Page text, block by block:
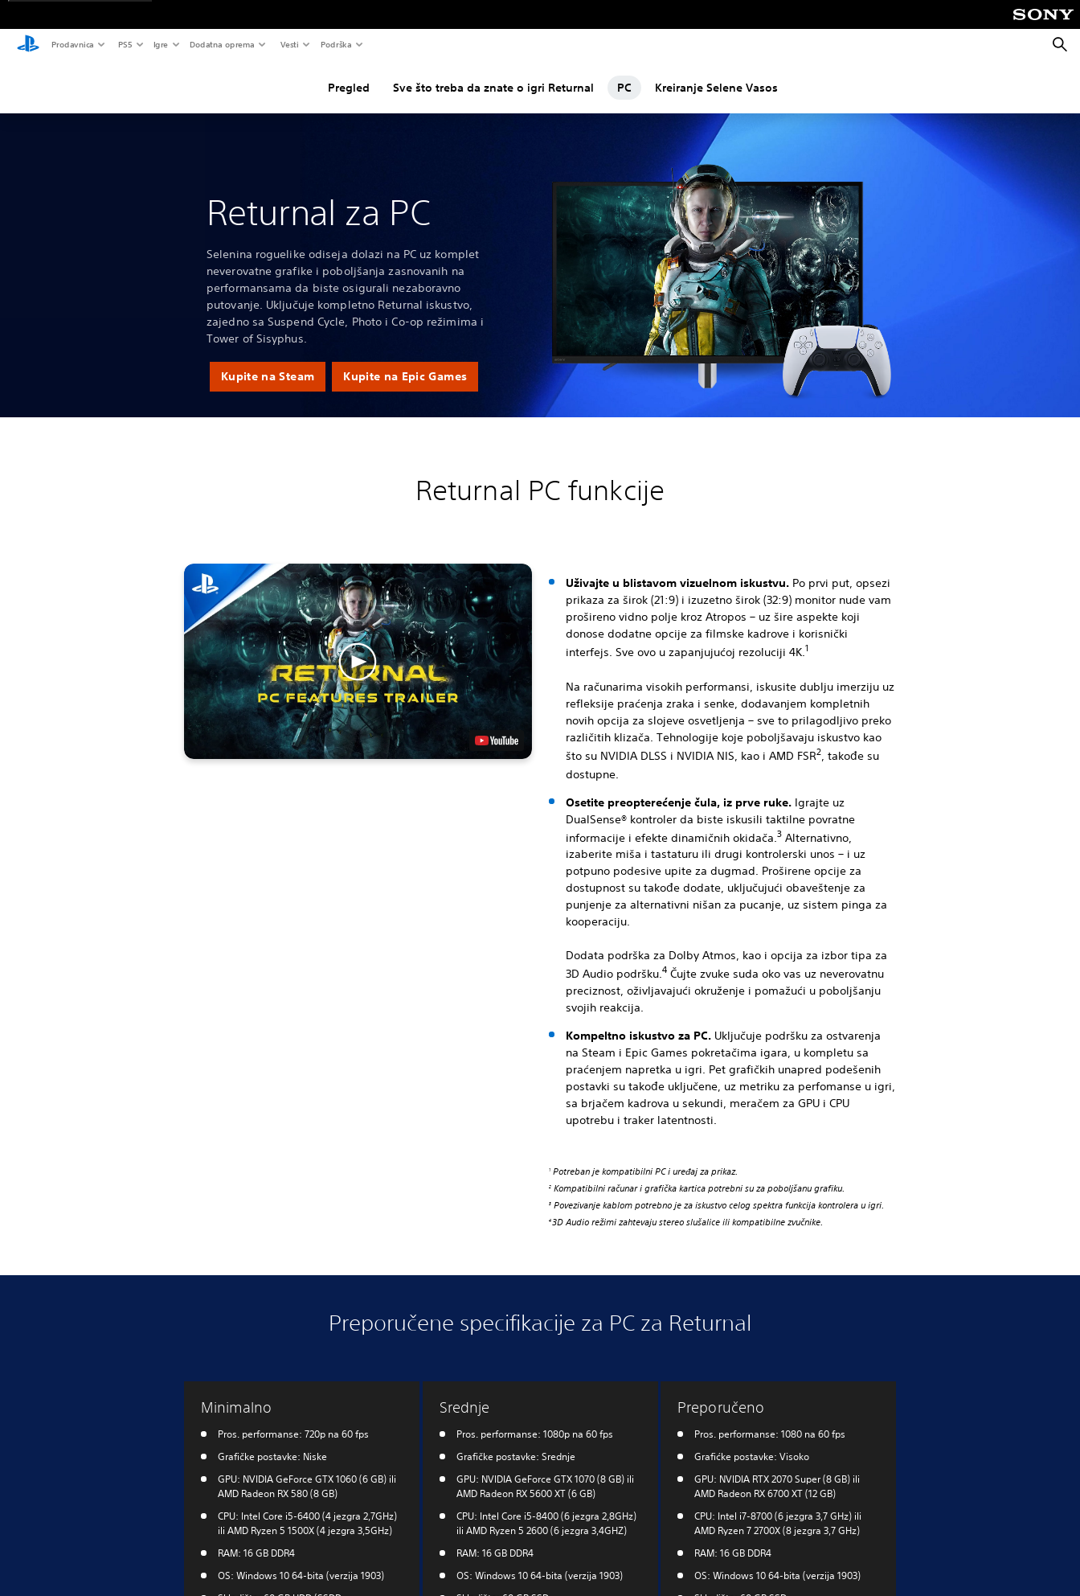
Prodavnica PS5 Igre Dodatna oprema Vesti Podrška
Pregled Sve što treba da znate o igri Returnal PC Kreiranje Selene Vasos
Returnal za PC
Selenina roguelike odiseja dolazi na PC uz komplet
neverovatne grafike i poboljšanja zasnovanih na
performansama da biste osigurali nezaboravno
putovanje. Uključuje kompletno Returnal iskustvo,
zajedno sa Suspend Cycle, Photo i Co-op režimima i
Tower of Sisyphus.
Kupite na Steam Kupite na Epic Games
Returnal PC funkcije
Uživajte u blistavom vizuelnom iskustvu.Po prvi put, opsezi
prikaza za širok (21:9) i izuzetno širok (32:9) monitor nude vam
prošireno vidno polje kroz Atropos – uz šire aspekte koji
donose dodatne opcije za filmske kadrove i korisnički
interfejs. Sve ovo u zapanjujućoj rezoluciji 4K.1
Na računarima visokih performansi, iskusite dublju imerziju uz
refleksije praćenja zraka i senke, dodavanjem kompletnih
novih opcija za slojeve osvetljenja – sve to prilagodljivo preko
različitih klizača. Tehnologije koje poboljšavaju iskustvo kao
što su NVIDIA DLSS i NVIDIA NIS, kao i AMD FSR2, takođe su
dostupne.
Osetite preopterećenje čula, iz prve ruke. Igrajte uz
DualSense® kontroler da biste iskusili taktilne povratne
informacije i efekte dinamičnih okidača. 3Alternativno,
izaberite miša i tastaturu ili drugi kontrolerski unos – i uz
potpuno podesive upite za dugmad. Proširene opcije za
dostupnost su takođe dodate, uključujući obaveštenje za
punjenje za alternativni nišan za pucanje, uz sistem pinga za
kooperaciju.
Dodata podrška za Dolby Atmos, kao i opcija za izbor tipa za
3D Audio podršku.4Čujte zvuke suda oko vas uz neverovatnu
preciznost, oživljavajući okruženje i pomažući u poboljšanju
svojih reakcija.
Kompeltno iskustvo za PC.Uključuje podršku za ostvarenja
na Steam i Epic Games pokretačima igara, u kompletu sa
praćenjem napretka u igri. Pet grafičkih unapred podešenih
postavki su takođe uključene, uz metriku za perfomanse u igri,
sa brjačem kadrova u sekundi, meračem za GPU i CPU
upotrebu i traker latentnosti.
1Potreban je kompatibilni PC i uređaj za prikaz.
2Kompatibilni računar i grafička kartica potrebni su za poboljšanu grafiku.
3Povezivanje kablom potrebno je za iskustvo celog spektra funkcija kontrolera u igri.
4 3D Audio režimi zahtevaju stereo slušalice ili kompatibilne zvučnike.
Preporučene specifikacije za PC za Returnal
Minimalno
Pros. performanse: 720p na 60 fps
Grafičke postavke: Niske
GPU: NVIDIA GeForce GTX 1060 (6 GB) ili
AMD Radeon RX 580 (8 GB)
CPU: Intel Core i5-6400 (4 jezgra 2,7GHz)
ili AMD Ryzen 5 1500X (4 jezgra 3,5GHz)
RAM: 16 GB DDR4
OS: Windows 10 64-bita (verzija 1903)
Srednje
Pros. performanse: 1080p na 60 fps
Grafičke postavke: Srednje
GPU: NVIDIA GeForce GTX 1070 (8 GB) ili
AMD Radeon RX 5600 XT (6 GB)
CPU: Intel Core i5-8400 (6 jezgra 2,8GHz)
ili AMD Ryzen 5 2600 (6 jezgra 3,4GHZ)
RAM: 16 GB DDR4
OS: Windows 10 64-bita (verzija 1903)
Preporučeno
Pros. performanse: 1080 na 60 fps
Grafićke postavke: Visoko
GPU: NVIDIA RTX 2070 Super (8 GB) ili
AMD Radeon RX 6700 XT (12 GB)
CPU: Intel i7-8700 (6 jezgra 3,7 GHz) ili
AMD Ryzen 7 2700X (8 jezgra 3,7 GHz)
RAM: 16 GB DDR4
OS: Windows 10 64-bita (verzija 1903)